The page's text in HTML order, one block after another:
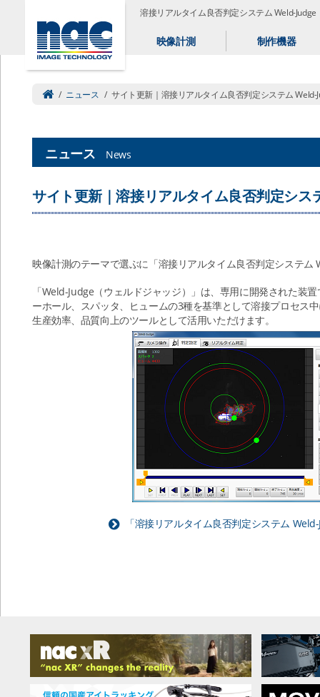
溶接リアルタイム良否判定システム Weld-
映像計測 制作機器
/ ニュース / サイト更新｜溶接リアルタイム良否判定システム Weld-
ニュース News
サイト更新｜溶接リアルタイム良否判定シス
映像計測のテーマで選ぶに「溶接リアルタイム良否判定システ
「Weld-Judge（ウェルドジャッジ）」は、専用に開発された装
ーホール、スパッタ、ヒュームの3種を基準として溶接プロセス
生産効率、品質向上のツールとして活用いただけます。
「溶接リアルタイム良否判定システム